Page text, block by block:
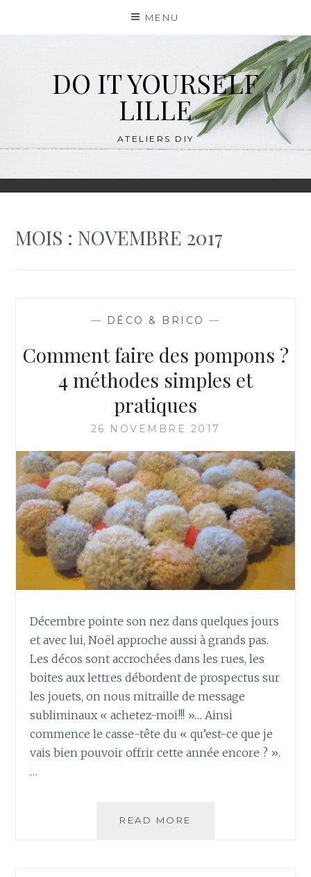
MENU
DO IT YOURSELF
LILLE
ATELIERS DIY
MOIS : NOVEMBRE 2017
— DÉCO & BRICO —
Comment faire des pompons ?
4 méthodes simples et
pratiques
26 NOVEMBRE 2017
Décembre pointe son nez dans quelques jours
et avec lui, Noël approche aussi à grands pas.
Les décos sont accrochées dans les rues, les
boites aux lettres débordent de prospectus sur
les jouets, on nous mitraille de message
subliminaux « achetez-moi!!! »… Ainsi
commence le casse-tête du « qu’est-ce que je
vais bien pouvoir offrir cette année encore ? ».
…
READ MORE